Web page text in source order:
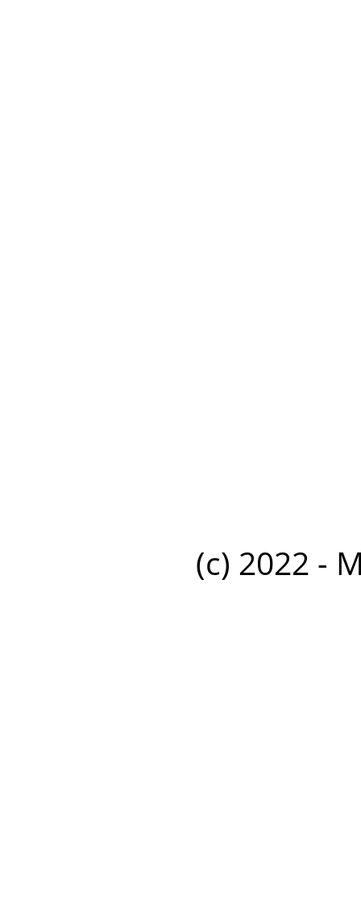
(c) 2022 -